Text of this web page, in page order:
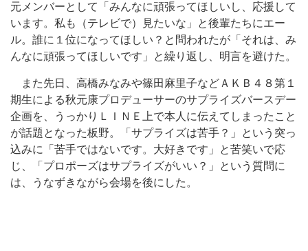
元メンバーとして「みんなに頑張ってほしいし、応援して
います。私も（テレビで）見たいな」と後輩たちにエー
ル。誰に１位になってほしい？と問われたが「それは、み
んなに頑張ってほしいです」と繰り返し、明言を避けた。
また先日、高橋みなみや篠田麻里子などＡＫＢ４８第１
期生による秋元康プロデューサーのサプライズバースデー
企画を、うっかりＬＩＮＥ上で本人に伝えてしまったこと
が話題となった板野。「サプライズは苦手？」という突っ
込みに「苦手ではないです。大好きです」と苦笑いで応
じ、「プロポーズはサプライズがいい？」という質問に
は、うなずきながら会場を後にした。